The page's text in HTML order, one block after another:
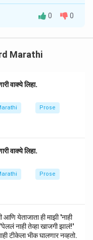
0 0
Marathi
वाक्ये लिहा.
Prose
वाक्ये लिहा.
Prose
येताजाता ही माझी 'नाही
नाही तेव्हा खाजगी झालं!'
टीकेला भीक घालणार नव्हतो.